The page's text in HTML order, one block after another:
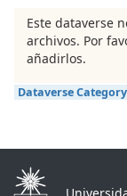
Este dataverse
archivos. Por
añadirlos.
Dataverse